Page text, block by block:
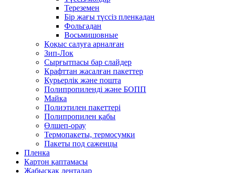
Тереземен
Бір жағы түссіз пленкадан
Фольгадан
Восьмишовные
Қоқыс салуға арналған
Зип-Лок
Сырғытпасы бар слайдер
Крафттан жасалған пакеттер
Курьерлік және пошта
Полипропиленді және БОПП
Майка
Полиэтилен пакеттері
Полипропилен қабы
Өлшеп-орау
Термопакеты, термосумки
Пакеты под саженцы
Пленка
Картон қаптамасы
Жабысқақ ленталар